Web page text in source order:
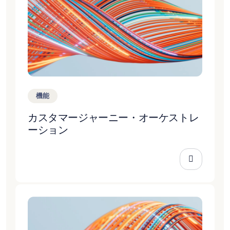
機能
カスタマージャーニー・オーケストレ
ーション